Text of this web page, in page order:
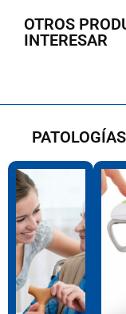
OTROS
INTERESAR
PATOLOGÍAS